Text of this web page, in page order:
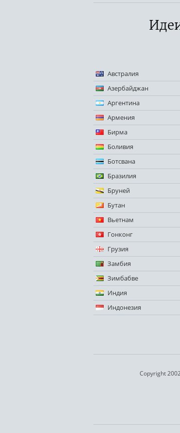
Австралия
Азербайджан
Аргентина
Армения
Бирма
Боливия
Ботсвана
Бразилия
Бруней
Бутан
Вьетнам
Гонконг
Грузия
Замбия
Зимбабве
Индия
Индонезия
Copyright